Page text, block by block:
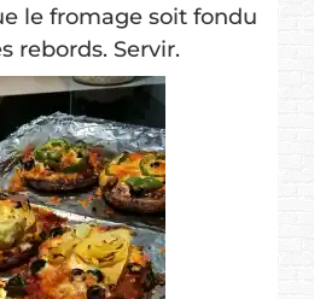
le fromage soit fondu
rebords. Servir.